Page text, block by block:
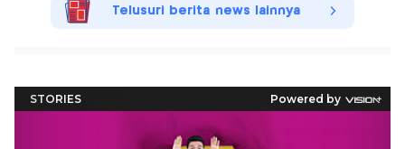
Telusuri berita news lainnya